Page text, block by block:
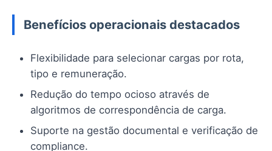
Benefícios operacionais destacados
Flexibilidade para selecionar cargas por rota,
tipo e remuneração.
Redução do tempo ocioso através de
algoritmos de correspondência de carga.
Suporte na gestão documental e verificação de
compliance.